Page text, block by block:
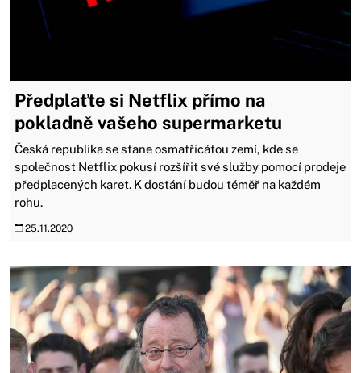
Předplaťte si Netflix přímo na
pokladně vašeho supermarketu
Česká republika se stane osmatřicátou zemí, kde se
společnost Netflix pokusí rozšířit své služby pomocí prodeje
předplacených karet. K dostání budou téměř na každém
rohu.
25.11.2020